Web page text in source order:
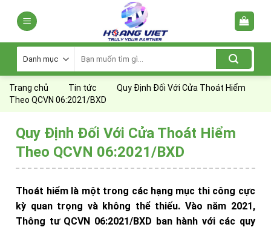
kiếm:
Trang chủ Tin tức
Quy Định Đối Với Cửa Thoát Hiểm
Theo QCVN 06:2021/BXD
Quy Định Đối Với Cửa Thoát Hiểm
Theo QCVN 06:2021/BXD
Thoát hiểm là một trong các hạng mục thi công cực
kỳ quan trọng và không thể thiếu. Vào năm 2021,
Thông tư QCVN 06:2021/BXD ban hành với các quy